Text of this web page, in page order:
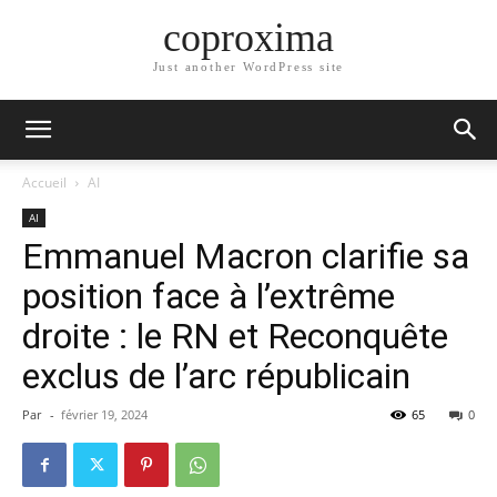
coproxima
Just another WordPress site
Accueil AI
AI
Emmanuel Macron clarifie sa
position face à l’extrême
droite : le RN et Reconquête
exclus de l’arc républicain
Par - février 19, 2024 0
65